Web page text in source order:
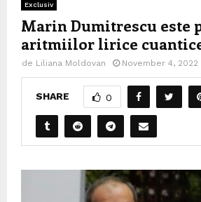
Exclusiv
Marin Dumitrescu este
aritmiilor lirice
de Liliana Moldovan November 4, 2022
SHARE 0